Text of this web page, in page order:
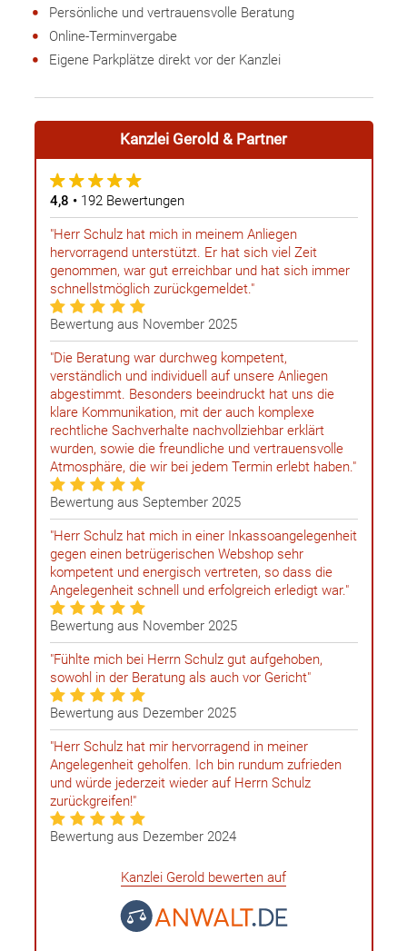
Persönliche und vertrauensvolle Beratung
Online-Terminvergabe
Eigene Parkplätze direkt vor der Kanzlei
Kanzlei Gerold & Partner
4,8 • 192 Bewertungen
"Herr Schulz hat mich in meinem Anliegen
hervorragend unterstützt. Er hat sich viel Zeit
genommen, war gut erreichbar und hat sich immer
schnellstmöglich zurückgemeldet."
Bewertung aus November 2025
"Die Beratung war durchweg kompetent,
verständlich und individuell auf unsere Anliegen
abgestimmt. Besonders beeindruckt hat uns die
klare Kommunikation, mit der auch komplexe
rechtliche Sachverhalte nachvollziehbar erklärt
wurden, sowie die freundliche und vertrauensvolle
Atmosphäre, die wir bei jedem Termin erlebt haben."
Bewertung aus September 2025
"Herr Schulz hat mich in einer Inkassoangelegenheit
gegen einen betrügerischen Webshop sehr
kompetent und energisch vertreten, so dass die
Angelegenheit schnell und erfolgreich erledigt war."
Bewertung aus November 2025
"Fühlte mich bei Herrn Schulz gut aufgehoben,
sowohl in der Beratung als auch vor Gericht"
Bewertung aus Dezember 2025
"Herr Schulz hat mir hervorragend in meiner
Angelegenheit geholfen. Ich bin rundum zufrieden
und würde jederzeit wieder auf Herrn Schulz
zurückgreifen!"
Bewertung aus Dezember 2024
Kanzlei Gerold bewerten auf